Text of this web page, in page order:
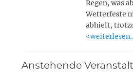
Regen, was
Wetterfeste
abhielt,
Anstehende